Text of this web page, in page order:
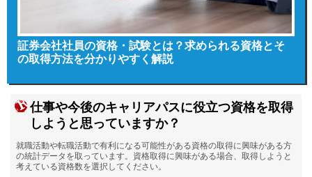
証券会社社員の資格・試験とは？求められる資格とそ
の取得方法を分かりやすく解説
仕事や今後のキャリアパスに役立つ資格を取得
しようと思っていますか？
就職活動や転職活動で有利になる可能性がある資格の取得に興味がある方
の統計データを取っています。資格取得に興味がある場合、取得しようと
考えている資格数を選択してください。